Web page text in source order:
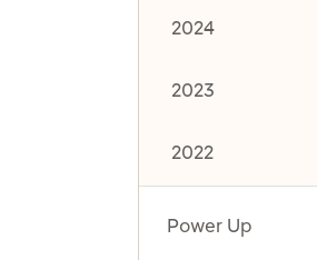
2024
2023
2022
Power Up